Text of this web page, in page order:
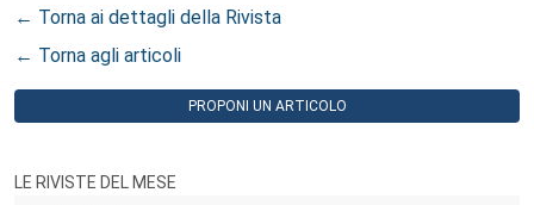
← Torna ai dettagli della Rivista
← Torna agli articoli
PROPONI UN ARTICOLO
LE RIVISTE DEL MESE